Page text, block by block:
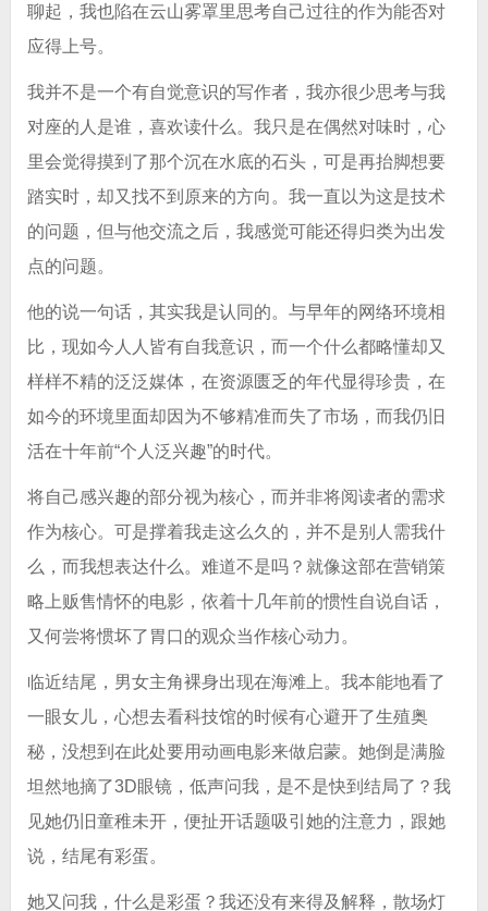
聊起，我也陷在云山雾罩里思考自己过往的作为能否对
应得上号。
我并不是一个有自觉意识的写作者，我亦很少思考与我
对座的人是谁，喜欢读什么。我只是在偶然对味时，心
里会觉得摸到了那个沉在水底的石头，可是再抬脚想要
踏实时，却又找不到原来的方向。我一直以为这是技术
的问题，但与他交流之后，我感觉可能还得归类为出发
点的问题。
他的说一句话，其实我是认同的。与早年的网络环境相
比，现如今人人皆有自我意识，而一个什么都略懂却又
样样不精的泛泛媒体，在资源匮乏的年代显得珍贵，在
如今的环境里面却因为不够精准而失了市场，而我仍旧
活在十年前“个人泛兴趣”的时代。
将自己感兴趣的部分视为核心，而并非将阅读者的需求
作为核心。可是撑着我走这么久的，并不是别人需我什
么，而我想表达什么。难道不是吗？就像这部在营销策
略上贩售情怀的电影，依着十几年前的惯性自说自话，
又何尝将惯坏了胃口的观众当作核心动力。
临近结尾，男女主角裸身出现在海滩上。我本能地看了
一眼女儿，心想去看科技馆的时候有心避开了生殖奥
秘，没想到在此处要用动画电影来做启蒙。她倒是满脸
坦然地摘了3D眼镜，低声问我，是不是快到结局了？我
见她仍旧童稚未开，便扯开话题吸引她的注意力，跟她
说，结尾有彩蛋。
她又问我，什么是彩蛋？我还没有来得及解释，散场灯